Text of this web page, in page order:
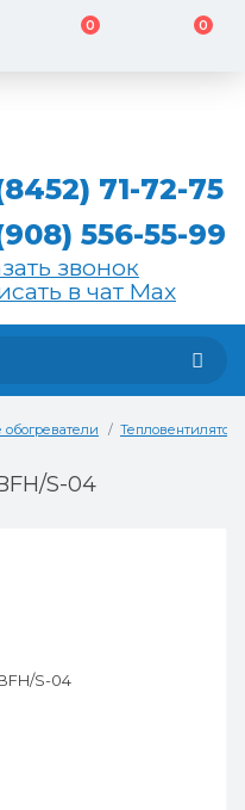
0 0
71-72-75
556-55-99
звонок
в чат Max
S-04